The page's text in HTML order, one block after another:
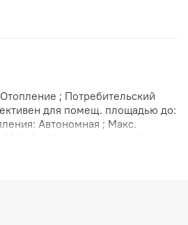
; Потребительский
для помещ. площадью до:
Автономная ; Макс.
давление: 25 бар;
; Вид установки
; Макс. температура
Межосевое расстояние: 395 мм;